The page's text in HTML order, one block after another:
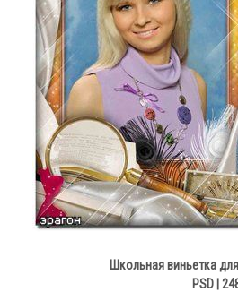
Школьная виньетка
PSD |